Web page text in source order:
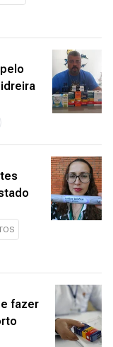
fazer